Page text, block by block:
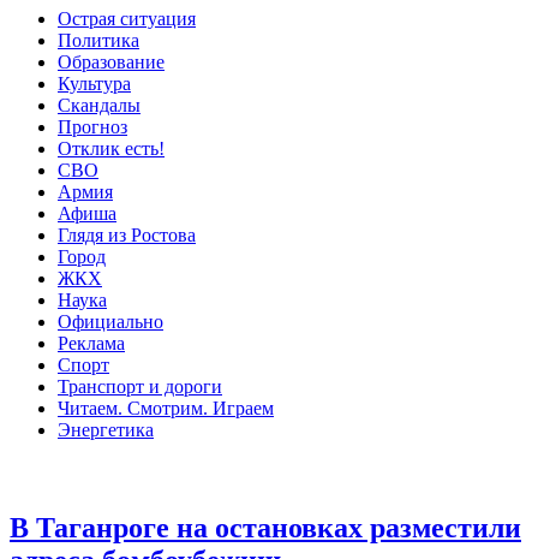
Острая ситуация
Политика
Образование
Культура
Скандалы
Прогноз
Отклик есть!
СВО
Армия
Афиша
Глядя из Ростова
Город
ЖКХ
Наука
Официально
Реклама
Спорт
Транспорт и дороги
Читаем. Смотрим. Играем
Энергетика
В Таганроге на остановках разместили